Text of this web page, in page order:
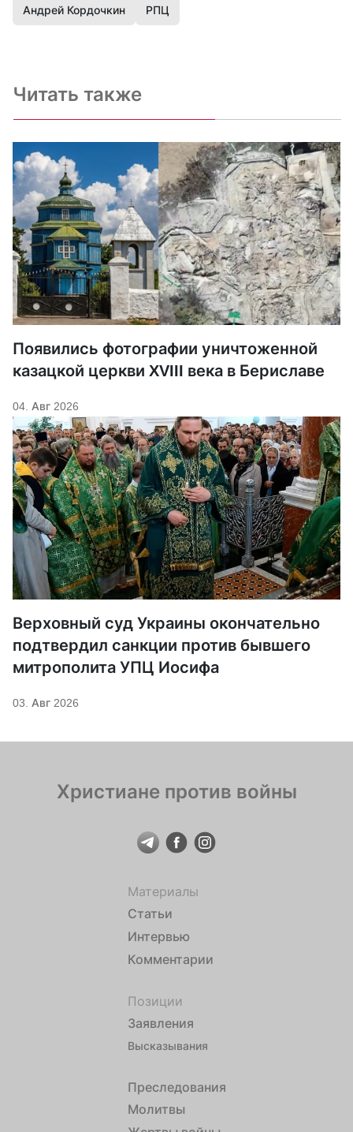
Андрей Кордочкин РПЦ
Читать также
Появились фотографии уничтоженной
казацкой церкви XVIII века в Бериславе
04. Авг 2026
Верховный суд Украины окончательно
подтвердил санкции против бывшего
митрополита УПЦ Иосифа
03. Авг 2026
Христиане против войны
Материалы
Статьи
Интервью
Комментарии
Позиции
Заявления
Высказывания
Преследования
Молитвы